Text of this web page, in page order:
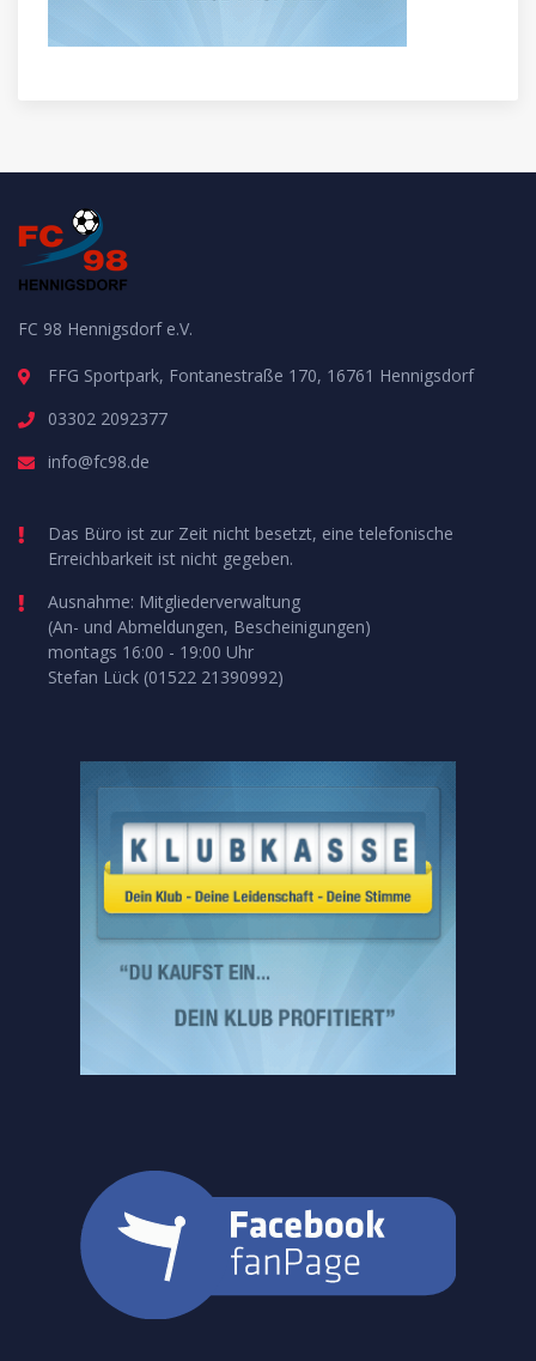
FC 98 Hennigsdorf e.V.
FFG Sportpark, Fontanestraße 170, 16761 Hennigsdorf
03302 2092377
info@fc98.de
Das Büro ist zur Zeit nicht besetzt, eine telefonische
Erreichbarkeit ist nicht gegeben.
Ausnahme: Mitgliederverwaltung
(An- und Abmeldungen, Bescheinigungen)
montags 16:00 - 19:00 Uhr
Stefan Lück (01522 21390992)